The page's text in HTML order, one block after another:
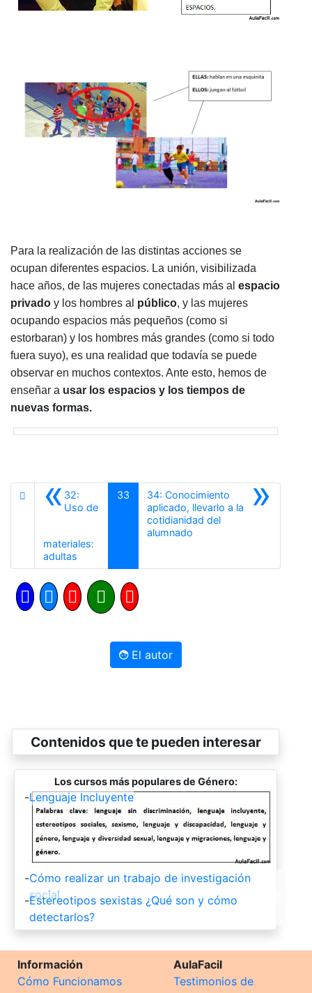
Para la realización de las distintas acciones se
ocupan diferentes espacios. La unión, visibilizada
hace años, de las mujeres conectadas más al espacio
privado y los hombres al público, y las mujeres
ocupando espacios más pequeños (como si
estorbaran) y los hombres más grandes (como si todo
fuera suyo), es una realidad que todavía se puede
observar en muchos contextos. Ante esto, hemos de
enseñar a usar los espacios y los tiempos de
nuevas formas.
«32:
Uso de
materiales:
adultas
33 »
34: Conocimiento
aplicado, llevarlo a la
cotidianidad del
alumnado
El autor
Contenidos que te pueden interesar
Los cursos más populares de Género:
-Lenguaje Incluyente
-Cómo realizar un trabajo de investigación
social
-Estereotipos sexistas ¿Qué son y cómo
detectarlos?
Información
Cómo Funcionamos
AulaFacil
Testimonios de